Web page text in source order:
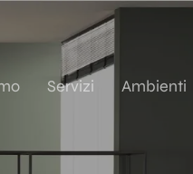
Servizi Ambienti